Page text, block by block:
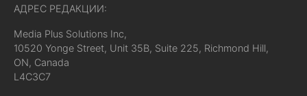
АДРЕС РЕДАКЦИИ:
Media Plus Solutions Inc,
10520 Yonge Street, Unit 35B, Suite 225, Richmond Hill,
ON, Canada
L4C3C7